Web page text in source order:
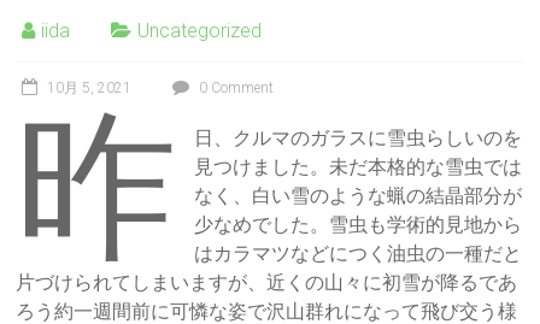
iida Uncategorized
10月 5, 2021 0 Comment
昨
日、クルマのガラスに雪虫らしいのを
見つけました。未だ本格的な雪虫では
なく、白い雪のような蝋の結晶部分が
少なめでした。雪虫も学術的見地から
はカラマツなどにつく油虫の一種だと
片づけられてしまいますが、近くの山々に初雪が降るであ
ろう約一週間前に可憐な姿で沢山群れになって飛び交う様